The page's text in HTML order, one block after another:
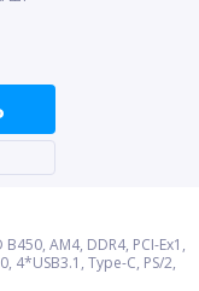
AM4, DDR4, PCI-Ex1,
4*USB3.1, Type-C, PS/2,